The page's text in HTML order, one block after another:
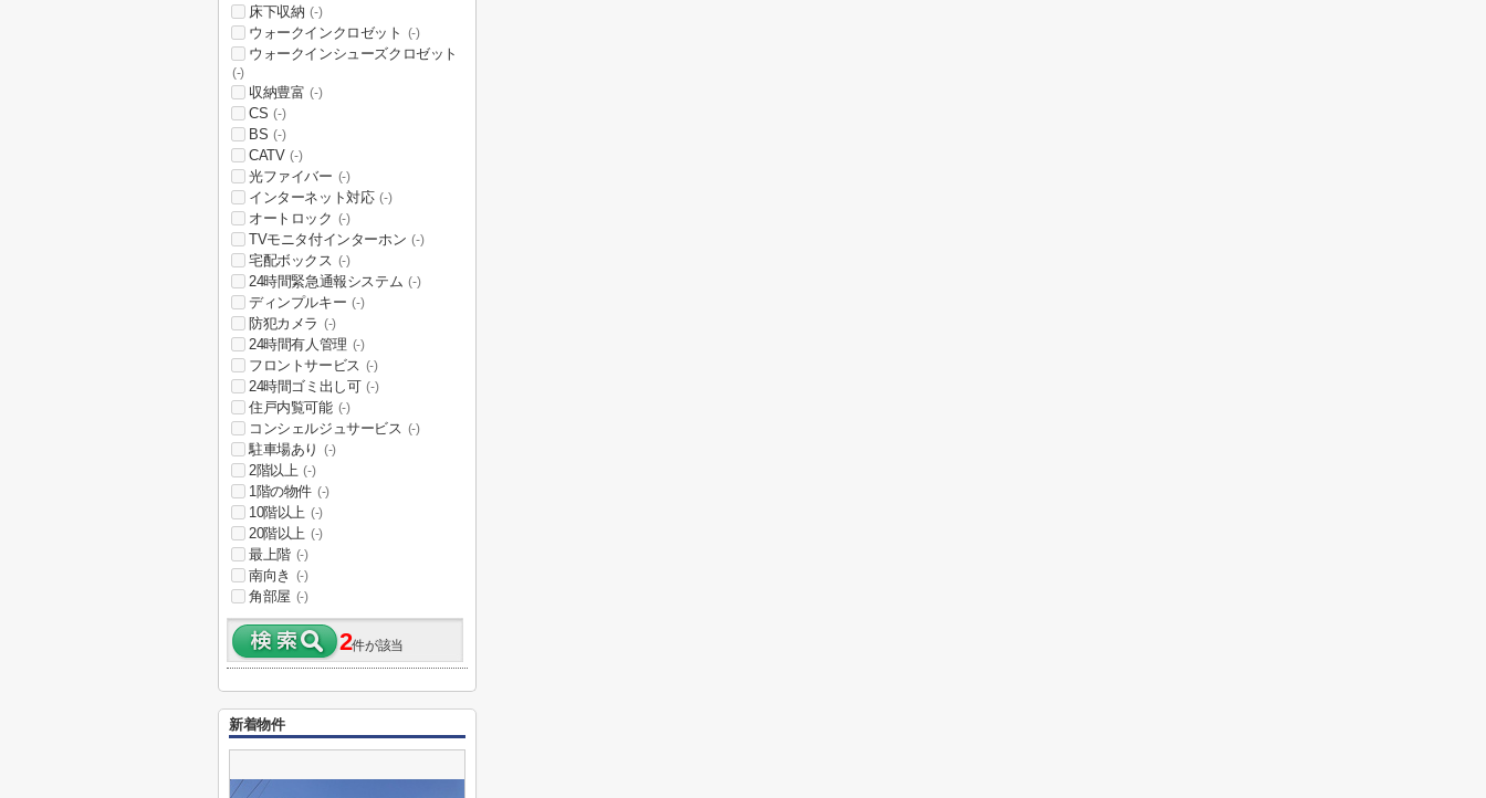
床下収納 (-)
ウォークインクロゼット (-)
ウォークインシューズクロゼット
(-)
収納豊富 (-)
CS (-)
BS (-)
CATV (-)
光ファイバー (-)
インターネット対応 (-)
オートロック (-)
TVモニタ付インターホン (-)
宅配ボックス (-)
24時間緊急通報システム (-)
ディンプルキー (-)
防犯カメラ (-)
24時間有人管理 (-)
フロントサービス (-)
24時間ゴミ出し可 (-)
住戸内覧可能 (-)
コンシェルジュサービス (-)
駐車場あり (-)
2階以上 (-)
1階の物件 (-)
10階以上 (-)
20階以上 (-)
最上階 (-)
南向き (-)
角部屋 (-)
2件が該当
新着物件